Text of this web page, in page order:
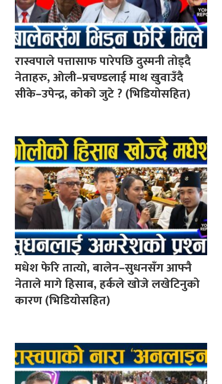
रास्वपाले पत्तासाफ पारेपछि दुस्मनी तोड्दै
नेताहरु, ओली–प्रचण्डलाई माथ खुवाउँदै
सीके–उपेन्द्र, कोको जुटे ? (भिडियोसहित)
मधेश फेरि तात्यो, बालेन–सुधनसँग आफ्नै
नेताले मागे हिसाब, हर्कले खोजे लखेटिनुको
कारण (भिडियोसहित)